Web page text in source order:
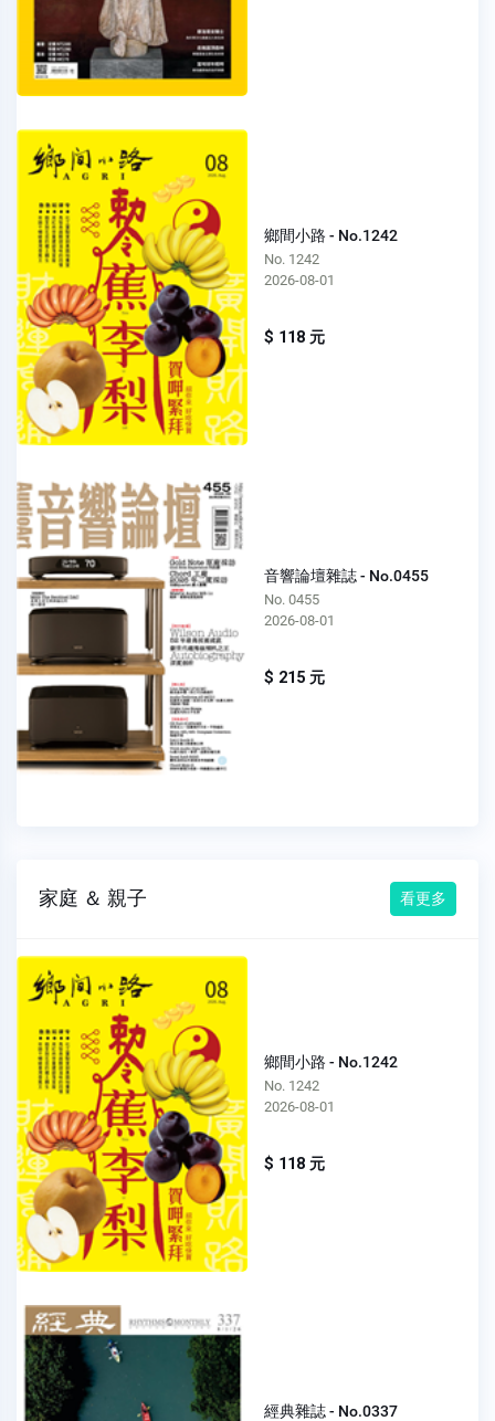
鄉間小路 - No.1242
No. 1242
2026-08-01
$ 118 元
音響論壇雜誌 - No.0455
No. 0455
2026-08-01
$ 215 元
家庭 ＆ 親子 看更多
鄉間小路 - No.1242
No. 1242
2026-08-01
$ 118 元
經典雜誌 - No.0337